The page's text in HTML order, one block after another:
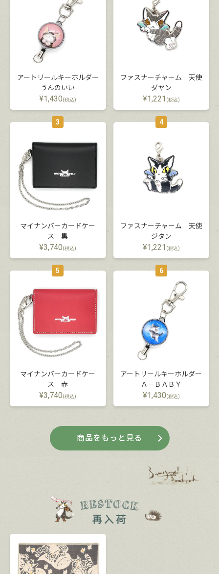
アートリールキーホルダー
うんのいい
¥1,430(税込)
ファスナーチャーム 天使
ダヤン
¥1,221 (税込)
3
マイナンバーカードケー
ス 黒
¥3,740(税込)
4
ファスナーチャーム 天使
ジタン
¥1,221 (税込)
5
マイナンバーカードケー
ス 赤
¥3,740(税込)
6
アートリールキーホルダー
Ａ－ＢＡＢＹ
¥1,430(税込)
商品をもっと見る